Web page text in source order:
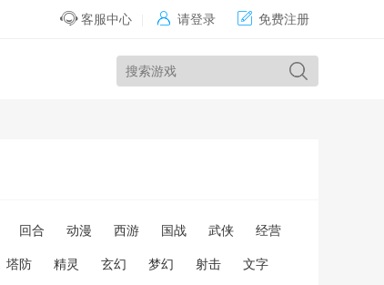
客服中心  请登录  免费注册
回合 动漫 西游 国战 武侠 经营
塔防 精灵 玄幻 梦幻 射击 文字